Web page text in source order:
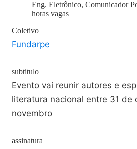
Eng. Eletrônico, Comunicador
horas vagas
Coletivo
Fundarpe
subtitulo
Evento vai reunir autores e
literatura nacional entre 31 de
novembro
assinatura